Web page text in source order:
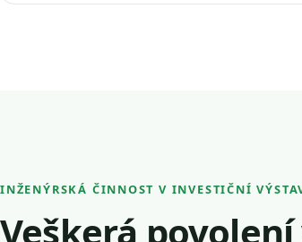
INŽENÝRSKÁ ČINNOST V INVESTIČNÍ
Veškerá